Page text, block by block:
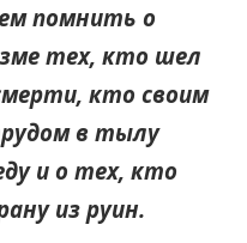
помнить о
тех, кто шел
кто своим
в тылу
и о тех, кто
из руин.